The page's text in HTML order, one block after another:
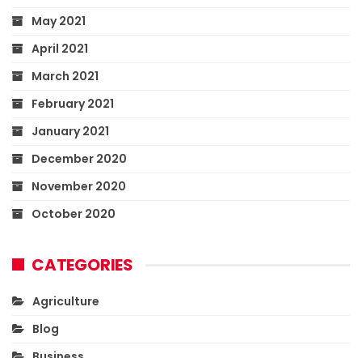
May 2021
April 2021
March 2021
February 2021
January 2021
December 2020
November 2020
October 2020
CATEGORIES
Agriculture
Blog